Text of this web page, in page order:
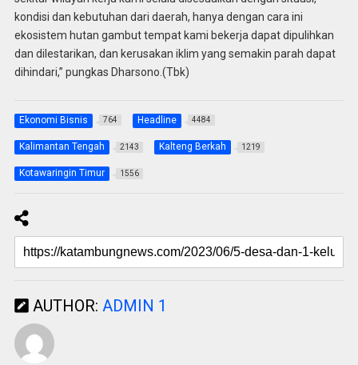
kondisi dan kebutuhan dari daerah, hanya dengan cara ini
ekosistem hutan gambut tempat kami bekerja dapat dipulihkan
dan dilestarikan, dan kerusakan iklim yang semakin parah dapat
dihindari,” pungkas Dharsono.(Tbk)
Ekonomi Bisnis 764 Headline 4484
Kalimantan Tengah 2143 Kalteng Berkah 1219
Kotawaringin Timur 1556
AUTHOR: ADMIN 1